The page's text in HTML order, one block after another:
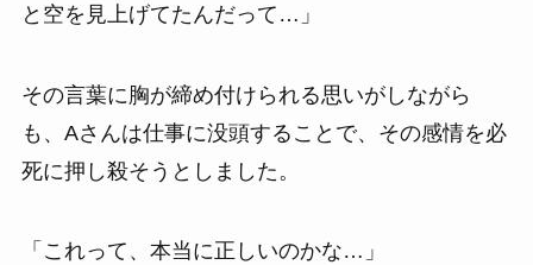
と空を見上げてたんだって…」
その言葉に胸が締め付けられる思いがしながら
も、Aさんは仕事に没頭することで、その感情を必
死に押し殺そうとしました。
「これって、本当に正しいのかな…」